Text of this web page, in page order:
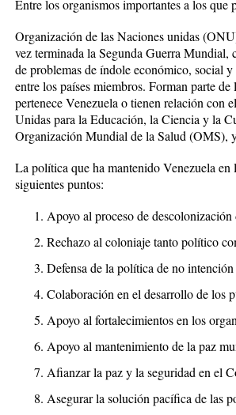
Entre los organismos importantes a los que
Organización de las Naciones unidas
vez terminada la Segunda Guerra
de problemas de índole económico, social
entre los países miembros. Forman parte
pertenece Venezuela o tienen relación con
Unidas para la Educación, la Ciencia y la
Organización Mundial de la Salud
La política que ha mantenido Venezuela
siguientes puntos:
Apoyo al proceso de descolonización
Rechazo al coloniaje tanto político
Defensa de la política de no
Colaboración en el desarrollo de los
Apoyo al fortalecimientos en los
Apoyo al mantenimiento de la paz
Aﬁanzar la paz y la seguridad en el
Asegurar la solución pacíﬁca de las